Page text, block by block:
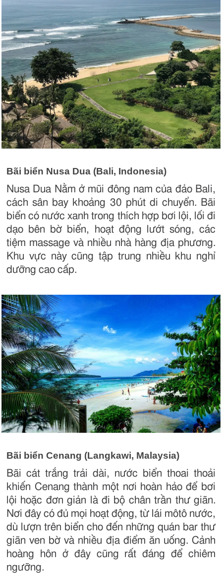
Bãi biển Nusa Dua (Bali, Indonesia)
Nusa Dua Nằm ở mũi đông nam của đảo Bali,
cách sân bay khoảng 30 phút di chuyển. Bãi
biển có nước xanh trong thích hợp bơi lội, lối đi
dạo bên bờ biển, hoạt động lướt sóng, các
tiệm massage và nhiều nhà hàng địa phương.
Khu vực này cũng tập trung nhiều khu nghỉ
dưỡng cao cấp.
Bãi biển Cenang (Langkawi, Malaysia)
Bãi cát trắng trải dài, nước biển thoai thoải
khiến Cenang thành một nơi hoàn hảo để bơi
lội hoặc đơn giản là đi bộ chân trần thư giãn.
Nơi đây có đủ mọi hoạt động, từ lái môtô nước,
dù lượn trên biển cho đến những quán bar thư
giãn ven bờ và nhiều địa điểm ăn uống. Cảnh
hoàng hôn ở đây cũng rất đáng để chiêm
ngưỡng.